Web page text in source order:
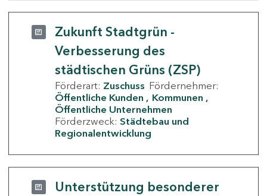
Zukunft Stadtgrün -
Verbesserung des
städtischen Grüns (ZSP)
Förderart: Zuschuss Fördernehmer:
Öffentliche Kunden
Kommunen
Öffentliche Unternehmen
Förderzweck: Städtebau und
Regionalentwicklung
Unterstützung besonderer